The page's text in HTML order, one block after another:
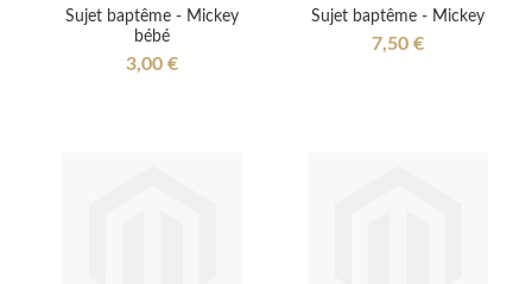
Sujet baptême - Mickey
bébé
3,00 €
Sujet baptême - Mickey
7,50 €